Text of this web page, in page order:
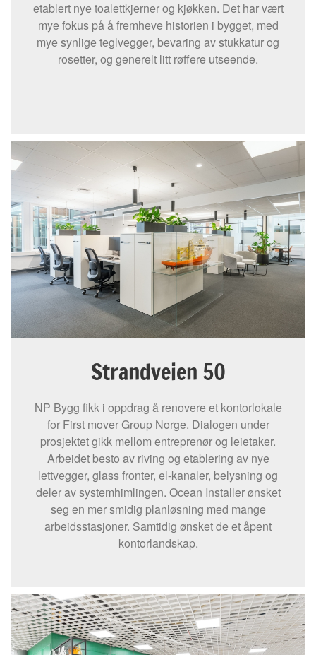
etablert nye toalettkjerner og kjøkken. Det har vært
mye fokus på å fremheve historien i bygget, med
mye synlige teglvegger, bevaring av stukkatur og
rosetter, og generelt litt røffere utseende.
Strandveien 50
NP Bygg fikk i oppdrag å renovere et kontorlokale
for First mover Group Norge. Dialogen under
prosjektet gikk mellom entreprenør og leietaker.
Arbeidet besto av riving og etablering av nye
lettvegger, glass fronter, el-kanaler, belysning og
deler av systemhimlingen. Ocean Installer ønsket
seg en mer smidig planløsning med mange
arbeidsstasjoner. Samtidig ønsket de et åpent
kontorlandskap.